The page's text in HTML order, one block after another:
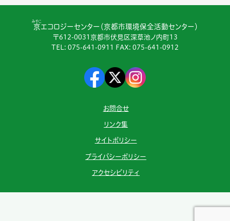
京
みやこ
エコロジーセンター（京都市環境保全活動センター）
〒612-0031京都市伏見区深草池ノ内町13
TEL: 075-641-0911 FAX: 075-641-0912
お問合せ
リンク集
サイトポリシー
プライバシーポリシー
アクセシビリティ